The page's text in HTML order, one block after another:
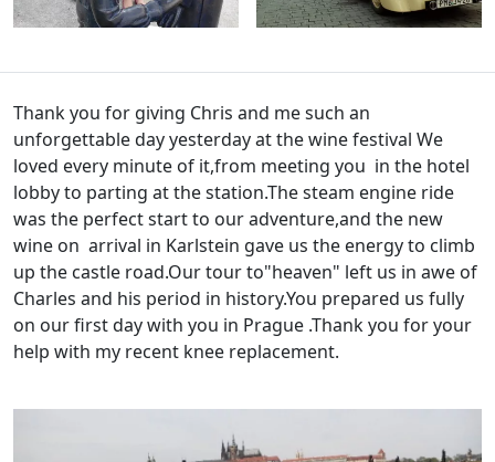
Thank you for giving Chris and me such an
unforgettable day yesterday at the wine festival We
loved every minute of it,from meeting you in the hotel
lobby to parting at the station.The steam engine ride
was the perfect start to our adventure,and the new
wine on arrival in Karlstein gave us the energy to climb
up the castle road.Our tour to"heaven" left us in awe of
Charles and his period in history.You prepared us fully
on our first day with you in Prague .Thank you for your
help with my recent knee replacement.